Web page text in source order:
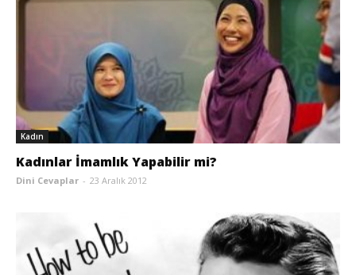
Kadın
Kadınlar İmamlık Yapabilir mi?
Dini Cevaplar - 23 Aralık 2012